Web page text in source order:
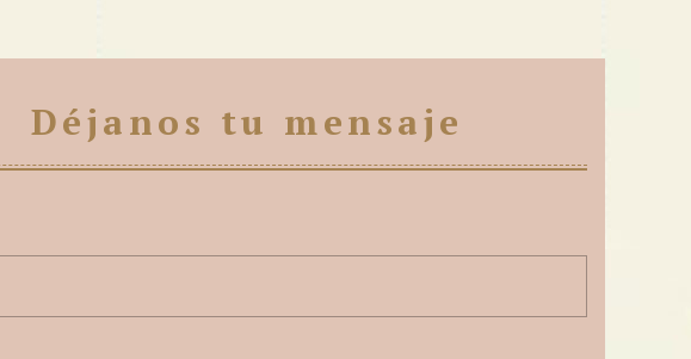
Déjanos tu mensaje